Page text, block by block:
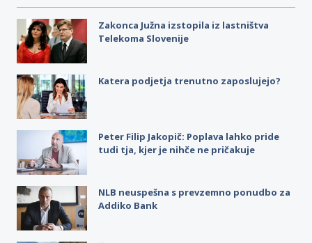
Zakonca Južna izstopila iz lastništva
Telekoma Slovenije
Katera podjetja trenutno zaposlujejo?
Peter Filip Jakopič: Poplava lahko pride
tudi tja, kjer je nihče ne pričakuje
NLB neuspešna s prevzemno ponudbo za
Addiko Bank